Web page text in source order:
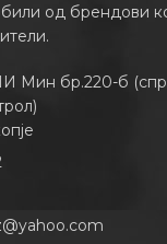
од брендови
Мин бр.220-б